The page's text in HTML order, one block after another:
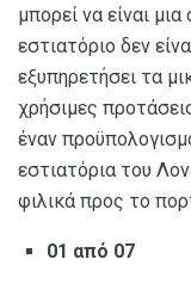
μπορεί να είναι
εστιατόριο δεν
εξυπηρετήσει τα
χρήσιμες
έναν
εστιατόρια του
φιλικά προς το
01 από 07